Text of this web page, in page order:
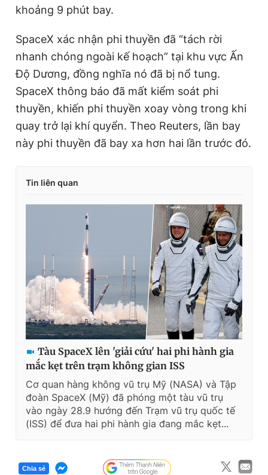
khoảng 9 phút bay.
SpaceX xác nhận phi thuyền đã “tách rời
nhanh chóng ngoài kế hoạch” tại khu vực Ấn
Độ Dương, đồng nghĩa nó đã bị nổ tung.
SpaceX thông báo đã mất kiểm soát phi
thuyền, khiến phi thuyền xoay vòng trong khi
quay trở lại khí quyển. Theo Reuters, lần bay
này phi thuyền đã bay xa hơn hai lần trước đó.
Tin liên quan
Tàu SpaceX lên 'giải cứu' hai phi hành gia
mắc kẹt trên trạm không gian ISS
Cơ quan hàng không vũ trụ Mỹ (NASA) và Tập
đoàn SpaceX (Mỹ) đã phóng một tàu vũ trụ
vào ngày 28.9 hướng đến Trạm vũ trụ quốc tế
(ISS) để đưa hai phi hành gia đang mắc kẹt...
Chia sẻ